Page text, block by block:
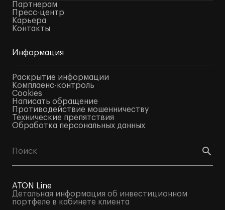
Партнерам
Пресс-центр
Карьера
Контакты
Информация
Раскрытие информации
Комплаенс-контроль
Cookies
Написать обращение
Противодействие мошенничеству
Технические препятствия
Обработка персональных данных
ATON Line
Детальная информация об инвестиционном
портфеле в кабинете клиента